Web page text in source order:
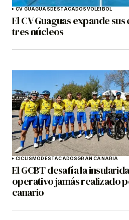
CV GUAGUASDESTACADOSVOLEIBOL
El CV Guaguas expande
tres núcleos
CICLISMODESTACADOSGRAN CANARIA
El GCBT desafía la
operativo jamás realizado
canario